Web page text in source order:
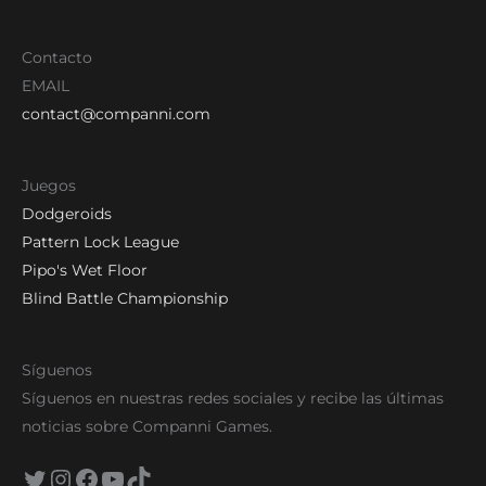
Contacto
EMAIL
contact@companni.com
Juegos
Dodgeroids
Pattern Lock League
Pipo's Wet Floor
Blind Battle Championship
Síguenos
Síguenos en nuestras redes sociales y recibe las últimas
noticias sobre Companni Games.
Twitter
Instagram
Facebook
YouTube
TikTok